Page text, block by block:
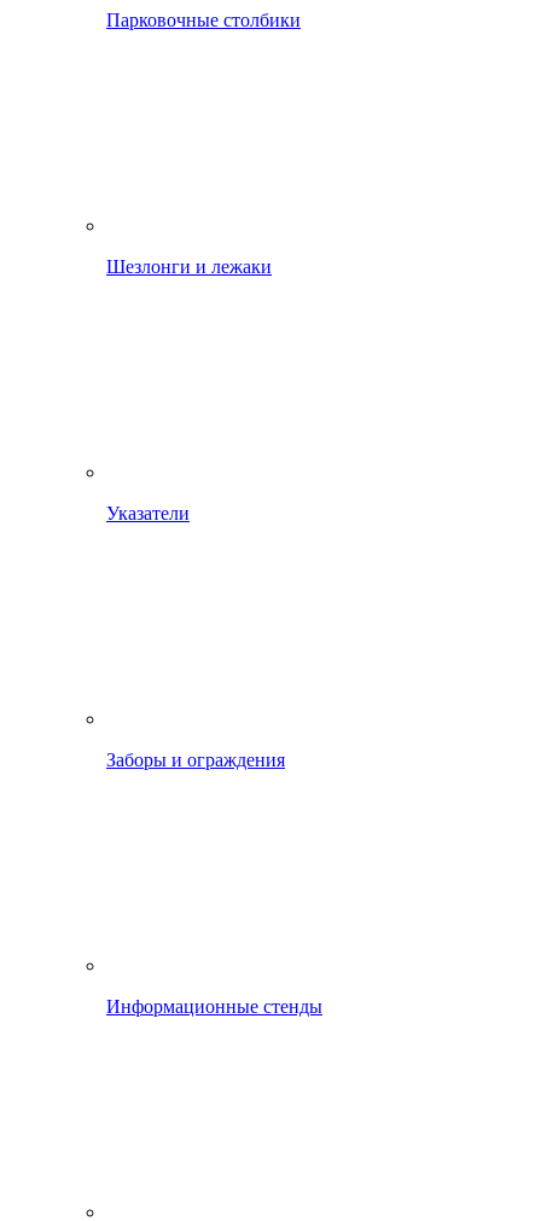
Парковочные столбики
Шезлонги и лежаки
Указатели
Заборы и ограждения
Информационные стенды